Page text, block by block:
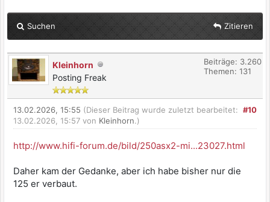
Suchen Zitieren
Kleinhorn
Posting Freak
Beiträge: 3.260
Themen: 131
#10
13.02.2026, 15:55 (Dieser Beitrag wurde zuletzt bearbeitet:
13.02.2026, 15:57 von Kleinhorn.)
http://www.hifi-forum.de/bild/250asx2-mi...23027.html
Daher kam der Gedanke, aber ich habe bisher nur die
125 er verbaut.